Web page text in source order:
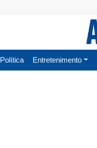
Política Entretenimento